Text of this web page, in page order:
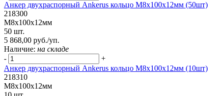
Анкер двухраспорный Ankerus кольцо М8х100х12мм (50шт)
218300
М8х100х12мм
50 шт.
5 868,00 руб./уп.
Наличие: на складе
-
+
Анкер двухраспорный Ankerus кольцо М8х100х12мм (10шт)
218310
М8х100х12мм